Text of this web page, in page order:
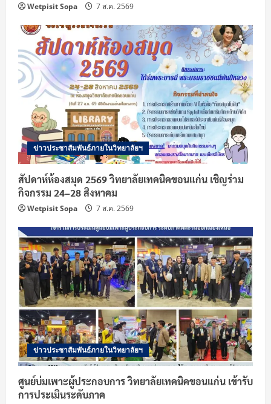
Wetpisit Sopa 7 ส.ค. 2569
ข่าวประชาสัมพันธ์ภายในวิทยาลัยฯ
สัปดาห์ห้องสมุด 2569 วิทยาลัยเทคนิคขอนแก่น เชิญร่วม
กิจกรรม 24–28 สิงหาคม
Wetpisit Sopa 7 ส.ค. 2569
ข่าวประชาสัมพันธ์ภายในวิทยาลัยฯ
ศูนย์บ่มเพาะผู้ประกอบการ วิทยาลัยเทคนิคขอนแก่น เข้ารับ
การประเมินระดับภาค